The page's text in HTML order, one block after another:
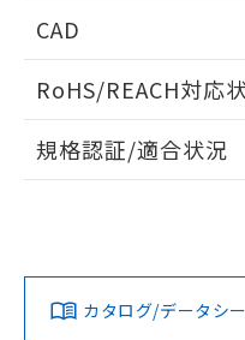
CAD
ドすることができます
ログ
ダウンロードデータをご利
みください。
ソフトウェアの使用条件
RoHS/REACH対応
EU RoHS 注意事項・
対応済み
規格認証/適合状況
カタログ/データシ
欄に対応日を記載
既に当社にて対
していることから
り、2022年1月12
す。